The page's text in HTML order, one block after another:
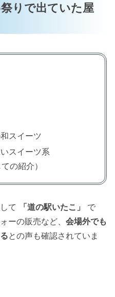
りで出ていた屋
スイーツ
スイーツ系
の紹介）
て 「道の駅いたこ」
で
ーの販売など、 会場外でも
との声も確認されていま